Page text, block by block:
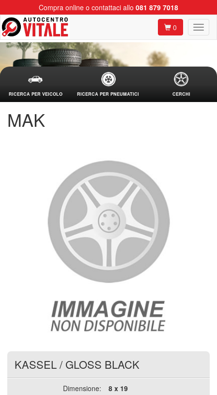
Compra online o contattaci allo 081 879 7018
0
RICERCA PER VEICOLO RICERCA PER PNEUMATICI CERCHI
MAK
KASSEL/ GLOSS BLACK
Dimensione:
8 x 19